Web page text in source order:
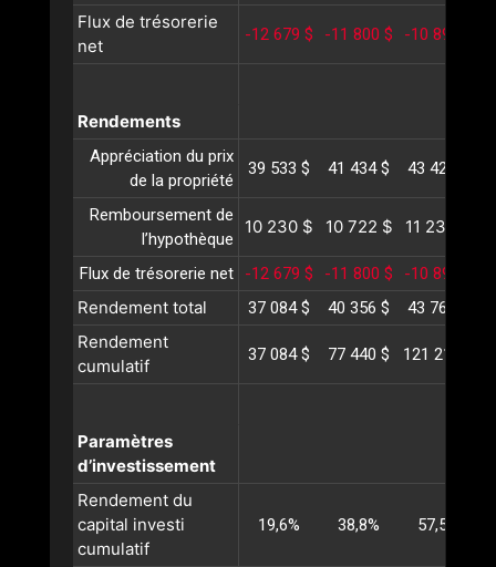
Flux de trésorerie
net
-12 679 $ -11 800 $ -10 895 $
Rendements
Appréciation du prix
de la propriété
39 533 $ 41 434 $ 43 427 $
Remboursement de
l’hypothèque
10 230 $ 10 722 $ 11 237 $
Flux de trésorerie net -12 679 $ -11 800 $ -10 895 $
Rendement total 37 084 $ 40 356 $ 43 769 $
Rendement
cumulatif
37 084 $ 77 440 $ 121 210 $
Paramètres
d’investissement
Rendement du
capital investi
cumulatif
19,6% 38,8% 57,5%